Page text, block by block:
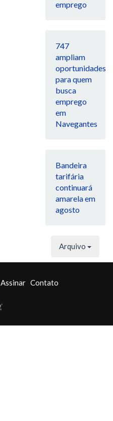
emprego
747
ampliam
oportunidades
para quem
busca
emprego
em
Navegantes
Bandeira
tarifária
continuará
amarela em
agosto
Arquivo
Assinar Contato